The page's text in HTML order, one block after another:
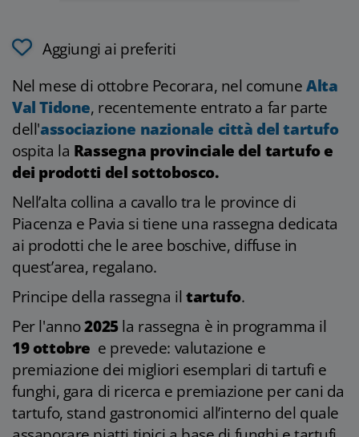
Aggiungi ai preferiti
Nel mese di ottobre Pecorara, nel comuneAlta
Val Tidone, recentemente entrato a far parte
dell'associazione nazionale città del tartufo
ospita la Rassegna provinciale del tartufo e
dei prodotti del sottobosco.
Nell’alta collina a cavallo tra le province di
Piacenza e Pavia si tiene una rassegna dedicata
ai prodotti che le aree boschive, diffuse in
quest’area, regalano.
Principe della rassegna il tartufo.
Per l'anno2025la rassegna è in programma il
19 ottobre e prevede: valutazione e
premiazione dei migliori esemplari di tartufi e
funghi, gara di ricerca e premiazione per cani da
tartufo, stand gastronomici all’interno del quale